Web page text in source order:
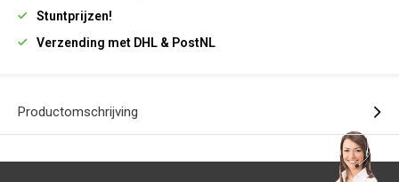
Stuntprijzen!
Verzending met DHL & PostNL
Productomschrijving